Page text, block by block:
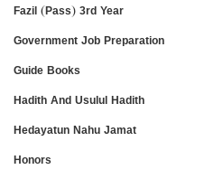
Fazil (Pass) 3rd Year
Government Job Preparation
Guide Books
Hadith And Usulul Hadith
Hedayatun Nahu Jamat
Honors